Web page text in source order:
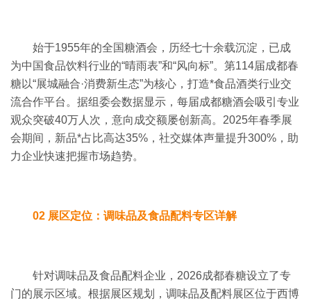
始于1955年的全国糖酒会，历经七十余载沉淀，已成
为中国食品饮料行业的“晴雨表”和“风向标”。 第114届成都春
糖以“展城融合·消费新生态”为核心，打造*食品酒类行业交
流合作平台。 据组委会数据显示，每届成都糖酒会吸引专业
观众突破40万人次，意向成交额屡创新高。 2025年春季展
会期间，新品*占比高达35% ，社交媒体声量提升300% ，助
力企业快速把握市场趋势。
02 展区定位：调味品及食品配料专区详解
针对调味品及食品配料企业，2026成都春糖设立了专
门的展示区域。根据展区规划，调味品及配料展区位于西博